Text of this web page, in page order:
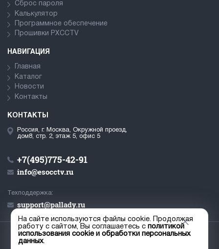
Сброс пароля
Калькулятор
Программное обеспечение
Прошивки PXCCTV
НАВИГАЦИЯ
Главная
Каталог
Новости
Контакты
КОНТАКТЫ
Россия, г. Москва, Окружной проезд,
дом8, стр. 2, этаж 5, офис 5
+7(495)775-42-91
info@esocctv.ru
Техподдержка:
support@pallady.ru
На сайте используются файлы cookie. Продолжая
работу с сайтом, Вы соглашаетесь сполитикой
использования cookie и обработки персональных
данных.